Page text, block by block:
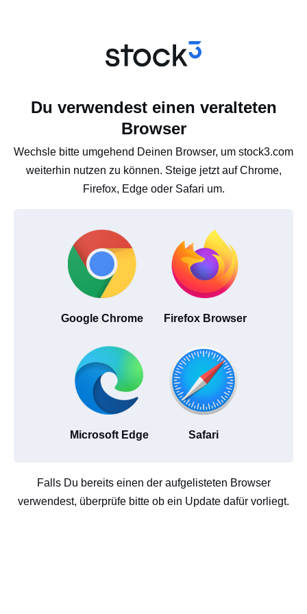
Du verwendest einen veralteten
Browser
Wechsle bitte umgehend Deinen Browser, um stock3.com
weiterhin nutzen zu können. Steige jetzt auf Chrome,
Firefox, Edge oder Safari um.
Google Chrome Firefox Browser
Microsoft Edge Safari
Falls Du bereits einen der aufgelisteten Browser
verwendest, überprüfe bitte ob ein Update dafür vorliegt.